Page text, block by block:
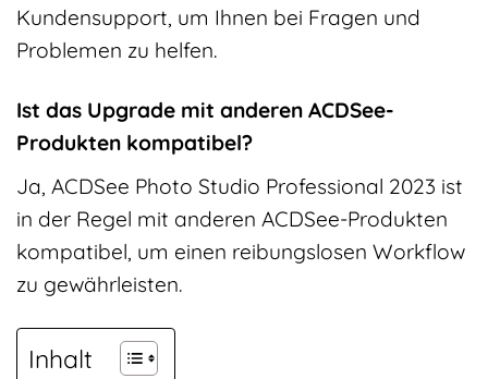
Kundensupport, um Ihnen bei Fragen und
Problemen zu helfen.
Ist das Upgrade mit anderen ACDSee-
Produkten kompatibel?
Ja, ACDSee Photo Studio Professional 2023 ist
in der Regel mit anderen ACDSee-Produkten
kompatibel, um einen reibungslosen Workflow
zu gewährleisten.
Inhalt